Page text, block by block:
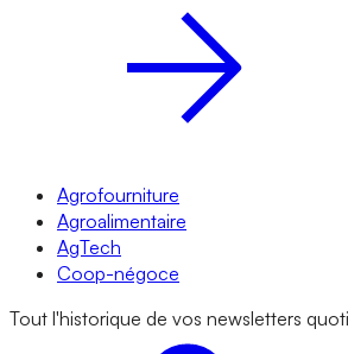
Agrofourniture
Agroalimentaire
AgTech
Coop-négoce
Tout l'historique de vos newsletters